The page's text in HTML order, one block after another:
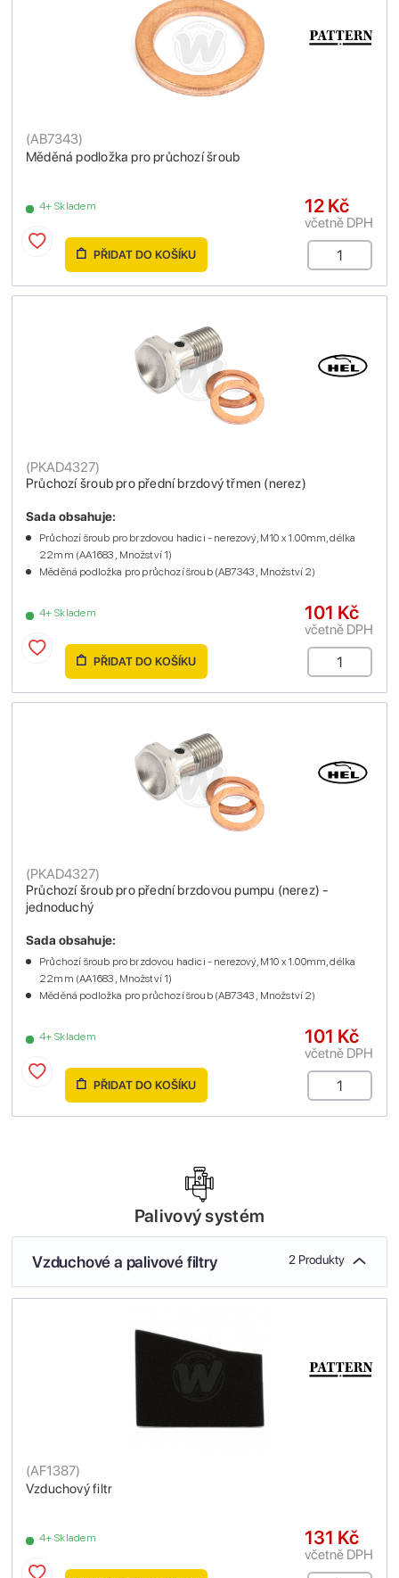
Měděná podložka pro průchozí šroub
(AB7343)
4+ Skladem 12 Kč
včetně DPH
PŘIDAT DO KOŠÍKU
Průchozí šroub pro přední brzdový třmen (nerez)
(PKAD4327)
4+ Skladem
Sada obsahuje:
Průchozí šroub pro brzdovou hadici - nerezový, M10 x 1.00mm, délka
22mm (AA1683 , Množství 1)
Měděná podložka pro průchozí šroub (AB7343 , Množství 2)
101 Kč
včetně DPH
PŘIDAT DO KOŠÍKU
Průchozí šroub pro přední brzdovou pumpu (nerez) -
jednoduchý
(PKAD4327)
4+ Skladem
Sada obsahuje:
Průchozí šroub pro brzdovou hadici - nerezový, M10 x 1.00mm, délka
22mm (AA1683 , Množství 1)
Měděná podložka pro průchozí šroub (AB7343 , Množství 2)
101 Kč
včetně DPH
PŘIDAT DO KOŠÍKU
Palivový systém
Vzduchové a palivové filtry 2 Produkty
Vzduchový filtr
(AF1387)
4+ Skladem 131 Kč
včetně DPH